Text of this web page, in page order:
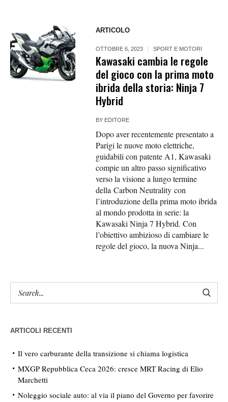
ARTICOLO
OTTOBRE 6, 2023 SPORT E MOTORI
Kawasaki cambia le regole
del gioco con la prima moto
ibrida della storia: Ninja 7
Hybrid
BY EDITORE
Dopo aver recentemente presentato a
Parigi le nuove moto elettriche,
guidabili con patente A1, Kawasaki
compie un altro passo significativo
verso la visione a lungo termine
della Carbon Neutrality con
l’introduzione della prima moto ibrida
al mondo prodotta in serie: la
Kawasaki Ninja 7 Hybrid. Con
l’obiettivo ambizioso di cambiare le
regole del gioco, la nuova Ninja...
ARTICOLI RECENTI
Il vero carburante della transizione si chiama logistica
MXGP Repubblica Ceca 2026: cresce MRT Racing di Elio
Marchetti
Noleggio sociale auto: al via il piano del Governo per favorire